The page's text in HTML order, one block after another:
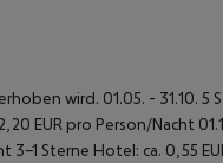
wird. 01.05. - 31.10.
EUR pro Person/Nacht
3-1 Sterne Hotel: ca. 0,55